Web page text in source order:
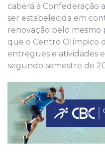
caberá à Confederação
ser estabelecida em
renovação pelo mesmo
que o Centro Olímpico
entregues e atividades
segundo semestre de